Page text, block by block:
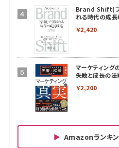
Brand Shift(ブ
れる時代の成
￥2,420
マーケティン
失敗と成長の法
￥2,200
Amazonランキン